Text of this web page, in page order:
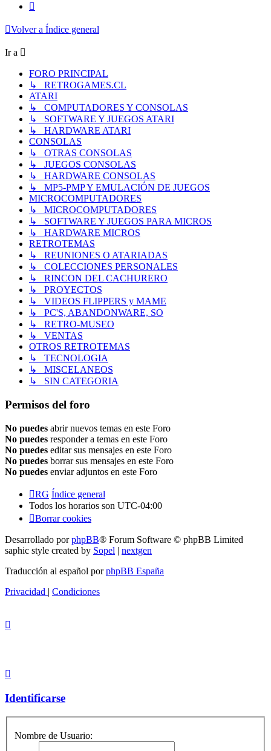
Volver a Índice general
Ir a
FORO PRINCIPAL
↳ RETROGAMES.CL
ATARI
↳ COMPUTADORES Y CONSOLAS
↳ SOFTWARE Y JUEGOS ATARI
↳ HARDWARE ATARI
CONSOLAS
↳ OTRAS CONSOLAS
↳ JUEGOS CONSOLAS
↳ HARDWARE CONSOLAS
↳ MP5-PMP Y EMULACIÓN DE JUEGOS
MICROCOMPUTADORES
↳ MICROCOMPUTADORES
↳ SOFTWARE Y JUEGOS PARA MICROS
↳ HARDWARE MICROS
RETROTEMAS
↳ REUNIONES O ATARIADAS
↳ COLECCIONES PERSONALES
↳ RINCON DEL CACHURERO
↳ PROYECTOS
↳ VIDEOS FLIPPERS y MAME
↳ PC'S, ABANDONWARE, SO
↳ RETRO-MUSEO
↳ VENTAS
OTROS RETROTEMAS
↳ TECNOLOGIA
↳ MISCELANEOS
↳ SIN CATEGORIA
Permisos del foro
No puedes abrir nuevos temas en este Foro
No puedes responder a temas en este Foro
No puedes editar sus mensajes en este Foro
No puedes borrar sus mensajes en este Foro
No puedes enviar adjuntos en este Foro
RG Índice general
Todos los horarios son UTC-04:00
Borrar cookies
Desarrollado porphpBB® Forum Software © phpBB Limited
saphic style created by Sopel | nextgen
Traducción al español porphpBB España
Privacidad | Condiciones
Identificarse
Nombre de Usuario: